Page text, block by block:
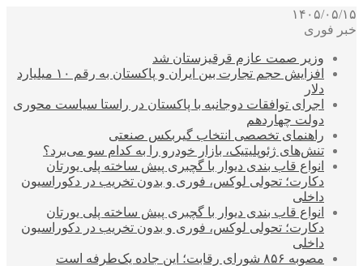
۱۴۰۵/۰۵/۱۵
خبر فوری
وزیر صمت عازم قرقیزستان شد
افزایش حجم تجارت بین ایران و پاکستان به رقم ۱۰ میلیارد
دلار
اجرای توافقات دوجانبه با پاکستان در راستا سیاست محوری
دولت چهاردهم
راهنمای تخصصی انتخاب گیربکس صنعتی
تنش‌های ژئوپلیتیک، بازار خودرو را به کدام سو می‌برد؟
انواع قاب بندی دیوار با گچبری پیش ساخته پلی یورتان
دکارت؛ تحولی لوکس، فوری و بدون تخریب در دکوراسیون
داخلی
انواع قاب بندی دیوار با گچبری پیش ساخته پلی یورتان
دکارت؛ تحولی لوکس، فوری و بدون تخریب در دکوراسیون
داخلی
مصوبه ۸۵۶ شورای رقابت؛ این جاده یک‌طرفه است